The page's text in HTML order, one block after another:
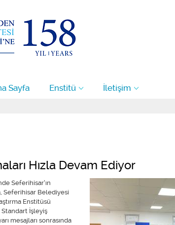
Sayfa Enstitü İletişim
Hızla Devam Ediyor
Seferihisar’ın
Seferihisar Belediyesi
Enstitüsü
İşleyiş
mesajları sonrasında